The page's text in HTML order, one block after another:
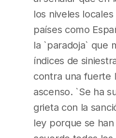
los niveles
países como
la `paradoja` que
índices de
contra una fuerte
ascenso. `Se ha
grieta con la
ley porque se